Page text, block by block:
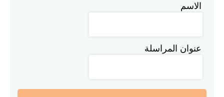
الاسم
عنوان المراسلة